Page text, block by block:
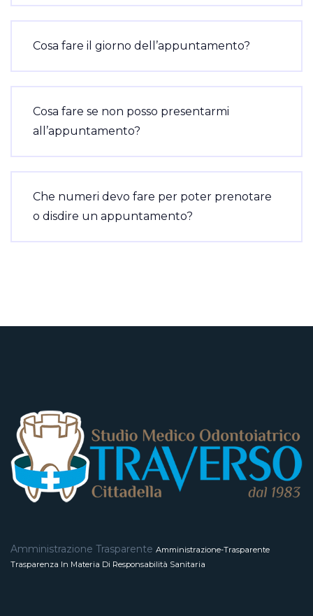
Cosa fare il giorno dell’appuntamento?
Cosa fare se non posso presentarmi
all’appuntamento?
Che numeri devo fare per poter prenotare
o disdire un appuntamento?
Amministrazione Trasparente Amministrazione-Trasparente
Trasparenza In Materia Di Responsabilità Sanitaria